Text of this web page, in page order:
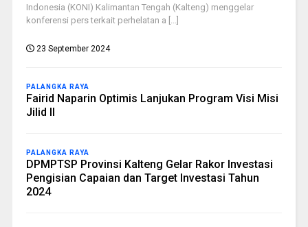
Indonesia (KONI) Kalimantan Tengah (Kalteng) menggelar
konferensi pers terkait perhelatan a [...]
23 September 2024
PALANGKA RAYA
Fairid Naparin Optimis Lanjukan Program Visi Misi
Jilid II
PALANGKA RAYA
DPMPTSP Provinsi Kalteng Gelar Rakor Investasi
Pengisian Capaian dan Target Investasi Tahun
2024